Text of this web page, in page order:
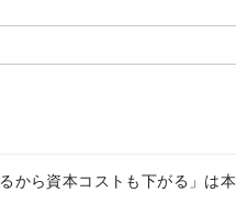
から資本コストも下がる」は